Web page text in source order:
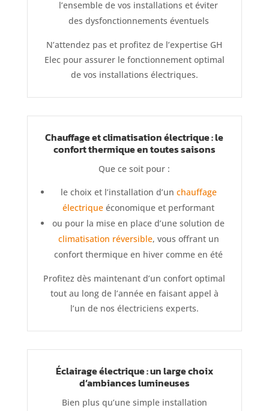
l’ensemble de vos installations et éviter
des dysfonctionnements éventuels
N’attendez pas et profitez de l’expertise GH
Elec pour assurer le fonctionnement optimal
de vos installations électriques.
Chauffage et climatisation électrique : le
confort thermique en toutes saisons
Que ce soit pour :
le choix et l’installation d’un chauffage
électrique économique et performant
ou pour la mise en place d’une solution de
climatisation réversible, vous offrant un
confort thermique en hiver comme en été
Profitez dès maintenant d’un confort optimal
tout au long de l’année en faisant appel à
l’un de nos électriciens experts.
Éclairage électrique : un large choix
d’ambiances lumineuses
Bien plus qu’une simple installation